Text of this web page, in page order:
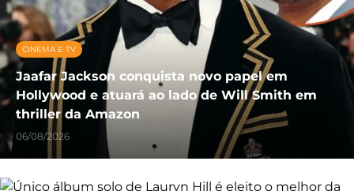
CINEMA E TV
Jaafar Jackson conquista novo papel em
Hollywood e atuará ao lado de Will Smith em
thriller da Amazon
06/08/2026